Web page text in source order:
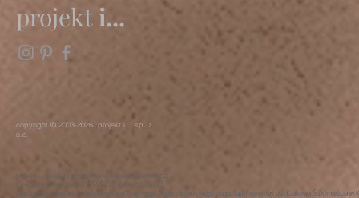
projekt i...
copyright © 2003-2026 projekt i... sp. z
o.o.
projekt i... spółka z ograniczoną odpowiedzialnością,
z siedzibą w Krakowie (30-509), ul. Kalwaryjska 3/3,
wpisana do Rejestru Przedsiębiorców Krajowego Rejestru Sądowego przez Sąd Rejonowy dla Krakowa Śródmieścia